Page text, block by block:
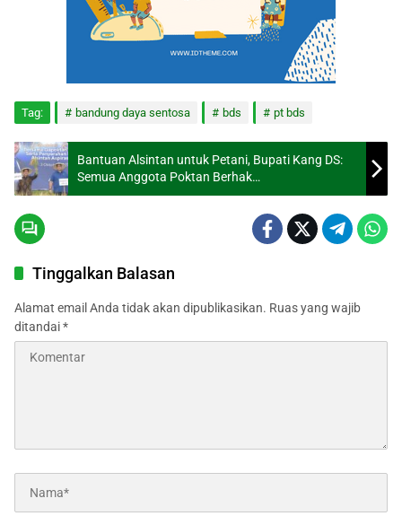
Tag: bandung daya sentosa bds pt bds
Bantuan Alsintan untuk Petani, Bupati Kang DS:
Semua Anggota Poktan Berhak
Memanfaatkannya
Tinggalkan Balasan
Alamat email Anda tidak akan dipublikasikan. Ruas yang wajib
ditandai*